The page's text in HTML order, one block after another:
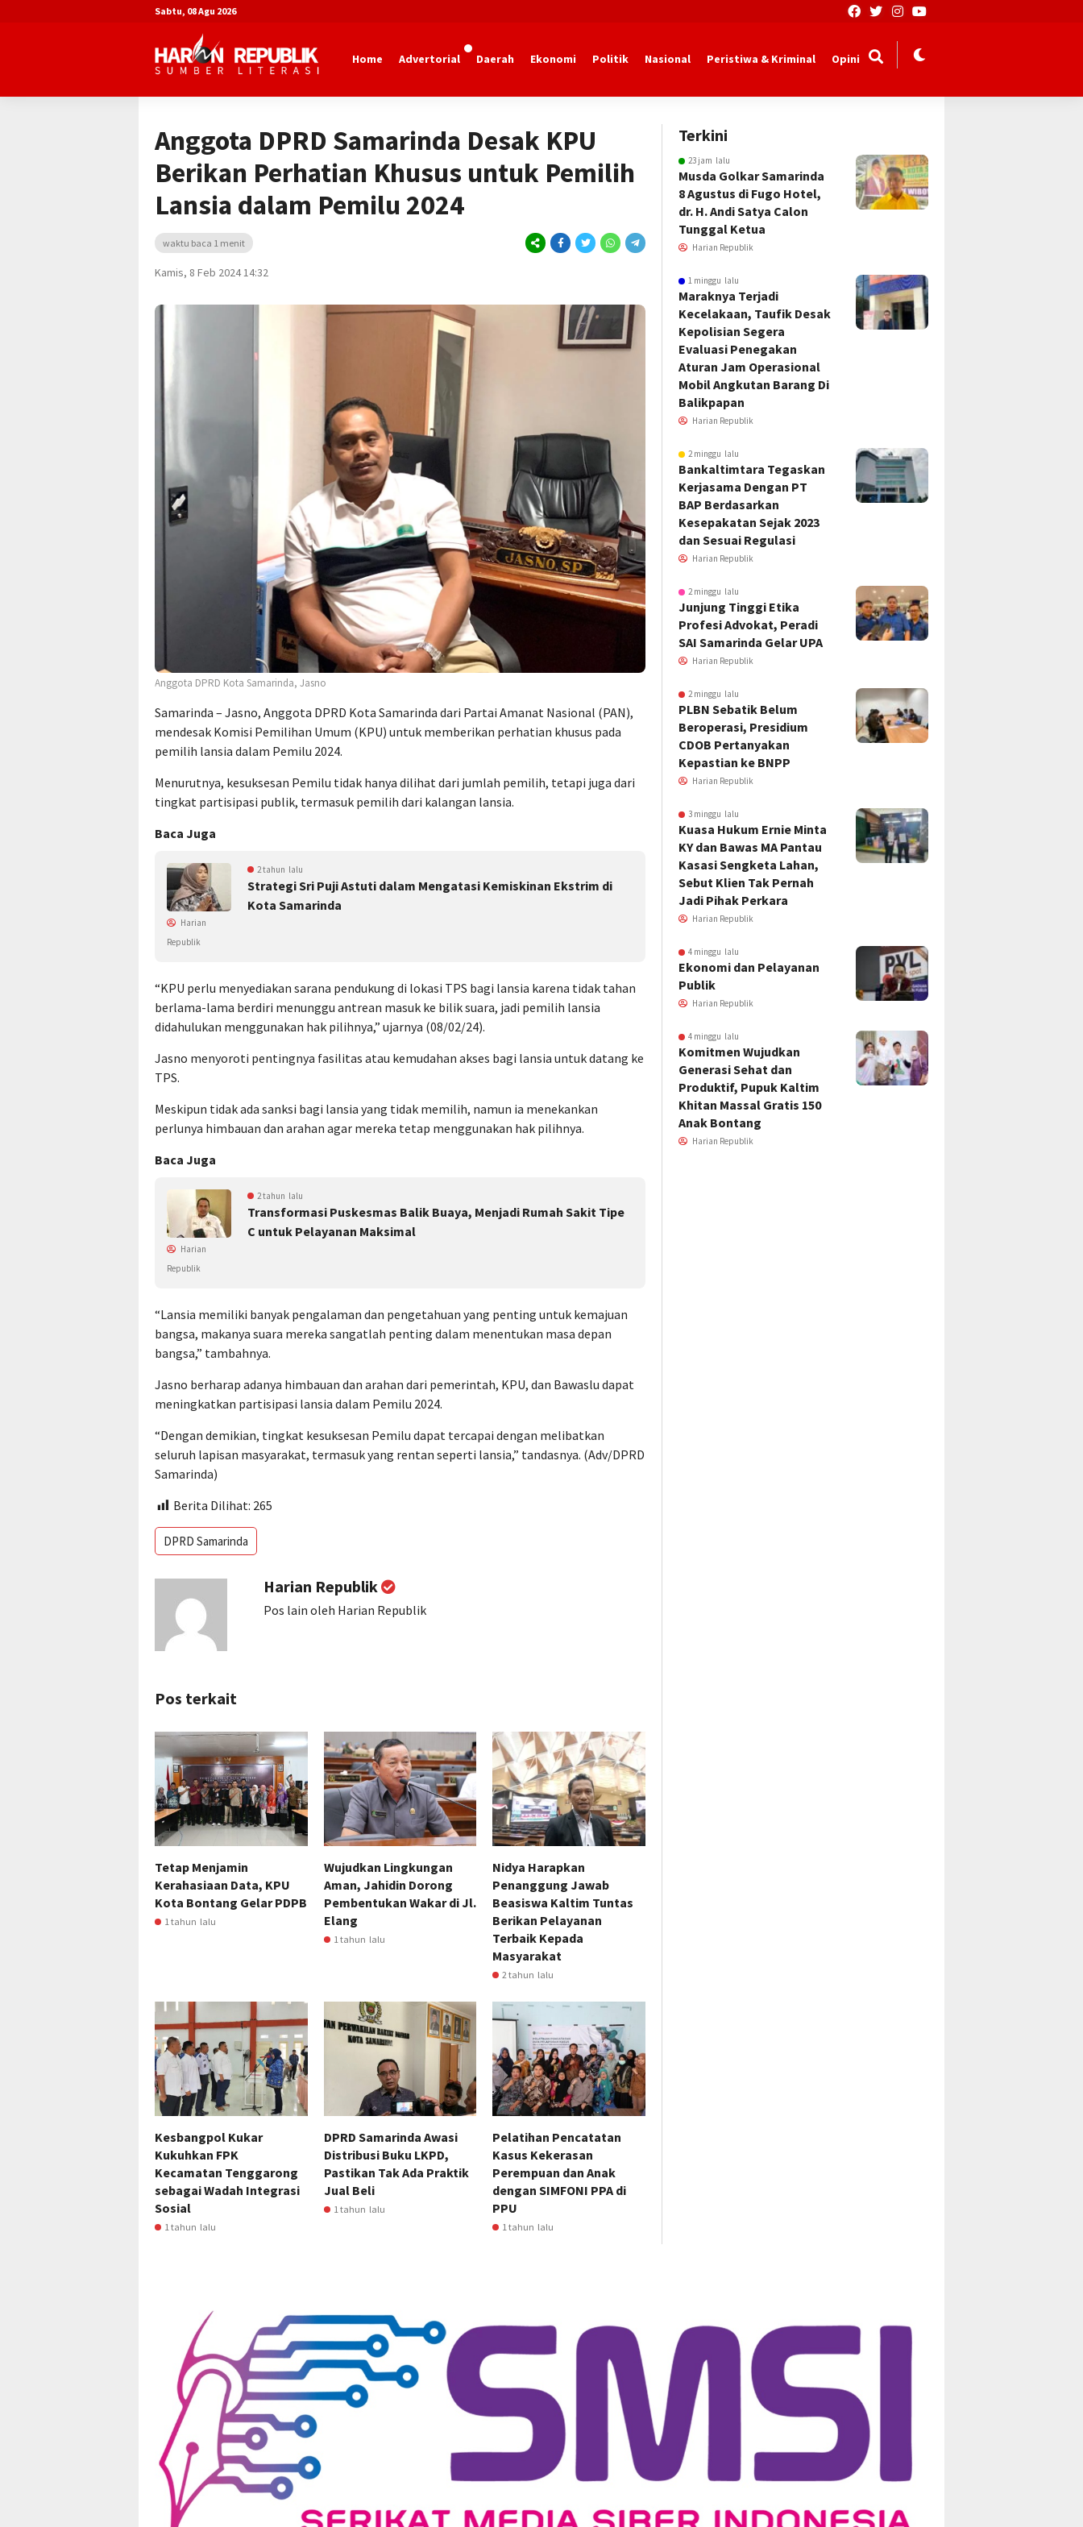
Sabtu, 08 Agu 2026
Home Advertorial Daerah Ekonomi Politik Nasional Peristiwa & Kriminal Opini
Anggota DPRD Samarinda Desak KPU
Berikan Perhatian Khusus untuk Pemilih
Lansia dalam Pemilu 2024
waktu baca 1 menit
Kamis, 8 Feb 2024 14:32
Anggota DPRD Kota Samarinda, Jasno
Samarinda – Jasno, Anggota DPRD Kota Samarinda dari Partai Amanat Nasional (PAN),
mendesak Komisi Pemilihan Umum (KPU) untuk memberikan perhatian khusus pada
pemilih lansia dalam Pemilu 2024.
Menurutnya, kesuksesan Pemilu tidak hanya dilihat dari jumlah pemilih, tetapi juga dari
tingkat partisipasi publik, termasuk pemilih dari kalangan lansia.
Baca Juga
2 tahun lalu
Strategi Sri Puji Astuti dalam Mengatasi Kemiskinan Ekstrim di
Kota Samarinda
Harian
Republik
“KPU perlu menyediakan sarana pendukung di lokasi TPS bagi lansia karena tidak tahan
berlama-lama berdiri menunggu antrean masuk ke bilik suara, jadi pemilih lansia
didahulukan menggunakan hak pilihnya,” ujarnya (08/02/24).
Jasno menyoroti pentingnya fasilitas atau kemudahan akses bagi lansia untuk datang ke
TPS.
Meskipun tidak ada sanksi bagi lansia yang tidak memilih, namun ia menekankan
perlunya himbauan dan arahan agar mereka tetap menggunakan hak pilihnya.
Baca Juga
2 tahun lalu
Transformasi Puskesmas Balik Buaya, Menjadi Rumah Sakit Tipe
C untuk Pelayanan Maksimal
Harian
Republik
“Lansia memiliki banyak pengalaman dan pengetahuan yang penting untuk kemajuan
bangsa, makanya suara mereka sangatlah penting dalam menentukan masa depan
bangsa,” tambahnya.
Jasno berharap adanya himbauan dan arahan dari pemerintah, KPU, dan Bawaslu dapat
meningkatkan partisipasi lansia dalam Pemilu 2024.
“Dengan demikian, tingkat kesuksesan Pemilu dapat tercapai dengan melibatkan
seluruh lapisan masyarakat, termasuk yang rentan seperti lansia,” tandasnya. (Adv/DPRD
Samarinda)
Berita Dilihat: 265
DPRD Samarinda
Harian Republik
Pos lain oleh Harian Republik
Pos terkait
Tetap Menjamin
Kerahasiaan Data, KPU
Kota Bontang Gelar PDPB
1 tahun lalu
Wujudkan Lingkungan
Aman, Jahidin Dorong
Pembentukan Wakar di Jl.
Elang
1 tahun lalu
Nidya Harapkan
Penanggung Jawab
Beasiswa Kaltim Tuntas
Berikan Pelayanan
Terbaik Kepada
Masyarakat
2 tahun lalu
Kesbangpol Kukar
Kukuhkan FPK
Kecamatan Tenggarong
sebagai Wadah Integrasi
Sosial
1 tahun lalu
DPRD Samarinda Awasi
Distribusi Buku LKPD,
Pastikan Tak Ada Praktik
Jual Beli
1 tahun lalu
Pelatihan Pencatatan
Kasus Kekerasan
Perempuan dan Anak
dengan SIMFONI PPA di
PPU
1 tahun lalu
Terkini
23 jam lalu
Musda Golkar Samarinda
8 Agustus di Fugo Hotel,
dr. H. Andi Satya Calon
Tunggal Ketua
Harian Republik
1 minggu lalu
Maraknya Terjadi
Kecelakaan, Taufik Desak
Kepolisian Segera
Evaluasi Penegakan
Aturan Jam Operasional
Mobil Angkutan Barang Di
Balikpapan
Harian Republik
2 minggu lalu
Bankaltimtara Tegaskan
Kerjasama Dengan PT
BAP Berdasarkan
Kesepakatan Sejak 2023
dan Sesuai Regulasi
Harian Republik
2 minggu lalu
Junjung Tinggi Etika
Profesi Advokat, Peradi
SAI Samarinda Gelar UPA
Harian Republik
2 minggu lalu
PLBN Sebatik Belum
Beroperasi, Presidium
CDOB Pertanyakan
Kepastian ke BNPP
Harian Republik
3 minggu lalu
Kuasa Hukum Ernie Minta
KY dan Bawas MA Pantau
Kasasi Sengketa Lahan,
Sebut Klien Tak Pernah
Jadi Pihak Perkara
Harian Republik
4 minggu lalu
Ekonomi dan Pelayanan
Publik
Harian Republik
4 minggu lalu
Komitmen Wujudkan
Generasi Sehat dan
Produktif, Pupuk Kaltim
Khitan Massal Gratis 150
Anak Bontang
Harian Republik